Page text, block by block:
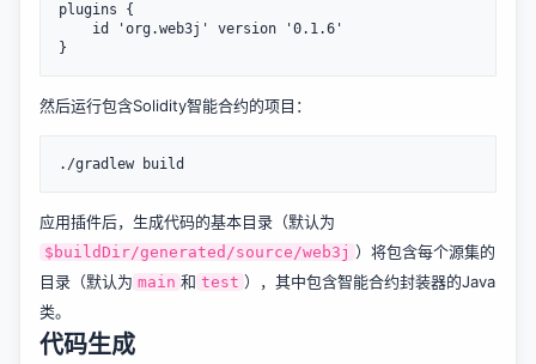
plugins {
然后运行包含Solidity智能合约的项目：
应用插件后，生成代码的基本目录（默认为
$buildDir/generated/source/web3j ）将包含每个源集的
目录（默认为 main 和 test ），其中包含智能合约封装器的Java
类。
代码生成